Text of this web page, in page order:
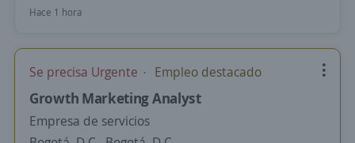
Hace 1 hora
Se precisa Urgente Empleo destacado
Growth Marketing Analyst
Empresa de servicios